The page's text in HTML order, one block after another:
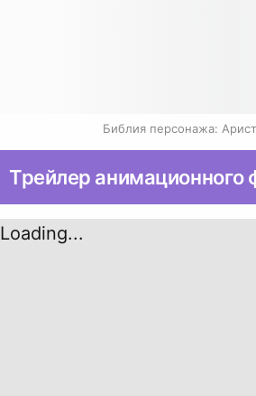
Библия персонажа:
Трейлер анимационного
Loading...